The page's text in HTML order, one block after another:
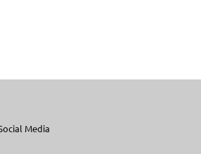
Media